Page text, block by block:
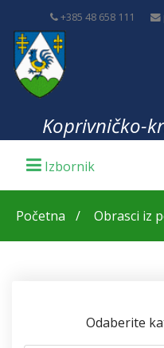
+385 48 658 111
Koprivničko-
Početna Obrasci iz
Odaberite